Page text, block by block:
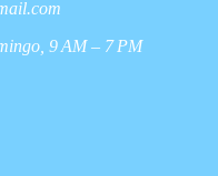
9 AM – 7 PM